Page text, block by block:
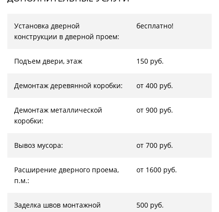
Установка дверной
конструкции в дверной проем:
бесплатно!
Подъем двери, этаж 150 руб.
Демонтаж деревянной коробки: от 400 руб.
Демонтаж металлической
коробки:
от 900 руб.
Вывоз мусора: от 700 руб.
Расширение дверного проема,
п.м.:
от 1600 руб.
Заделка швов монтажной
500 руб.